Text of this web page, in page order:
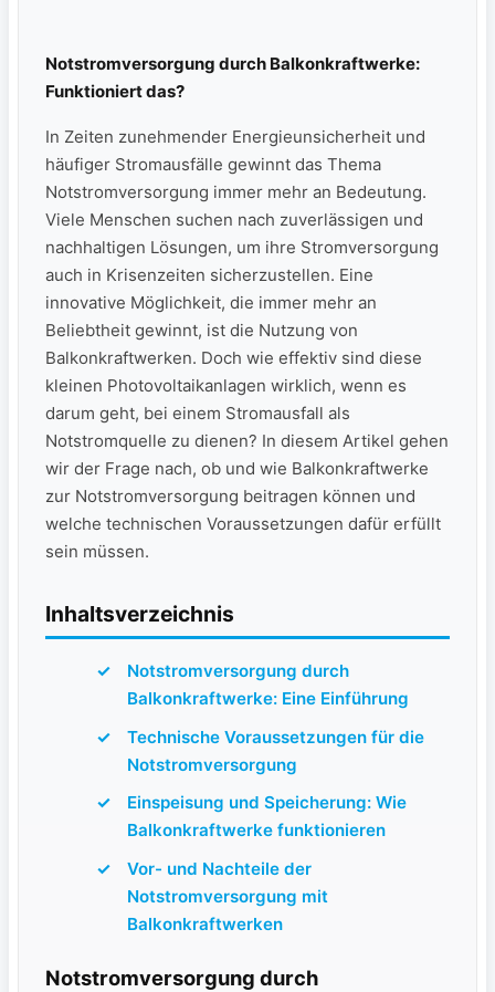
Notstromversorgung durch Balkonkraftwerke:
Funktioniert das?
In Zeiten zunehmender Energieunsicherheit und
häufiger Stromausfälle gewinnt das Thema
Notstromversorgung immer ​mehr ​an Bedeutung.
Viele Menschen suchen nach zuverlässigen und
nachhaltigen Lösungen, um ihre Stromversorgung
auch in Krisenzeiten sicherzustellen. ⁣Eine
innovative Möglichkeit, die ‌immer mehr an
Beliebtheit gewinnt, ist die Nutzung von
⁣Balkonkraftwerken. Doch ​wie effektiv sind diese
kleinen Photovoltaikanlagen⁣ wirklich, wenn es
darum geht, bei einem Stromausfall als⁢
Notstromquelle zu dienen? In diesem Artikel gehen
wir der Frage nach, ‌ob und wie Balkonkraftwerke
zur Notstromversorgung ​beitragen können und
welche technischen Voraussetzungen dafür erfüllt
sein müssen.
Inhaltsverzeichnis
Notstromversorgung durch
Balkonkraftwerke: Eine Einführung
Technische Voraussetzungen für die
Notstromversorgung
Einspeisung und Speicherung: ⁢Wie
‍Balkonkraftwerke funktionieren
Vor- und Nachteile der
Notstromversorgung mit​
Balkonkraftwerken
Notstromversorgung durch